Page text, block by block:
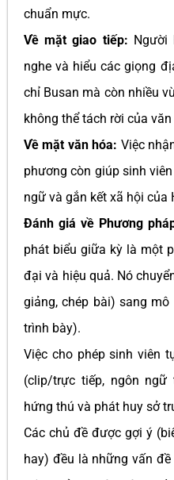
chuẩn mực.
Về mặt giao tiếp: Người
nghe và hiểu các giọng
chỉ Busan mà còn nhiều
không thể tách rời của
Về mặt văn hóa: Việc
phương còn giúp sinh
ngữ và gắn kết xã hội của
Đánh giá về Phương
phát biểu giữa kỳ là một
đại và hiệu quả. Nó
giảng, chép bài) sang
trình bày).
Việc cho phép sinh viên
(clip/trực tiếp, ngôn
hứng thú và phát huy sở
Các chủ đề được gợi ý
hay) đều là những vấn